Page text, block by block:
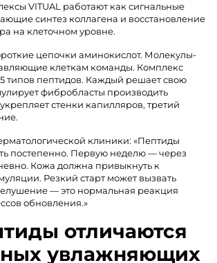
VITUAL работают как сигнальные
синтез коллагена и восстановление
на клеточном уровне.
цепочки аминокислот. Молекулы-
клеткам команды. Комплекс
типов пептидов. Каждый решает свою
фибробласты производить
стенки капилляров, третий
клиники: «Пептиды
постепенно. Первую неделю — через
Кожа должна привыкнуть к
Резкий старт может вызвать
— это нормальная реакция
обновления.»
отличаются
увлажняющих